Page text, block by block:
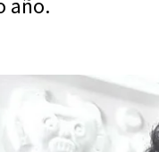
año.